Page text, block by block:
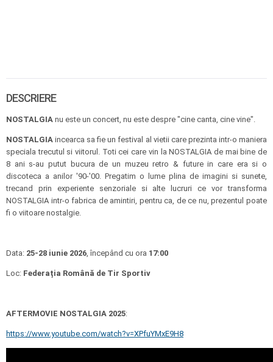
DESCRIERE
NOSTALGIA nu este un concert, nu este despre "cine canta, cine vine".
NOSTALGIA incearca sa fie un festival al vietii care prezinta intr-o maniera
speciala trecutul si viitorul. Toti cei care vin la NOSTALGIA de mai bine de
8 ani s-au putut bucura de un muzeu retro & future in care era si o
discoteca a anilor '90-'00. Pregatim o lume plina de imagini si sunete,
trecand prin experiente senzoriale si alte lucruri ce vor transforma
NOSTALGIA intr-o fabrica de amintiri, pentru ca, de ce nu, prezentul poate
fi o viitoare nostalgie.
Data: 25-28 iunie 2026, începând cu ora 17:00 ​​​​​
Loc: Federația Română de Tir Sportiv
AFTERMOVIE NOSTALGIA 2025:
https://www.youtube.com/watch?v=XPfuYMxE9H8